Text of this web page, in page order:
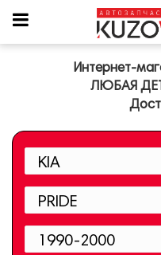
Интернет-
ЛЮБАЯ